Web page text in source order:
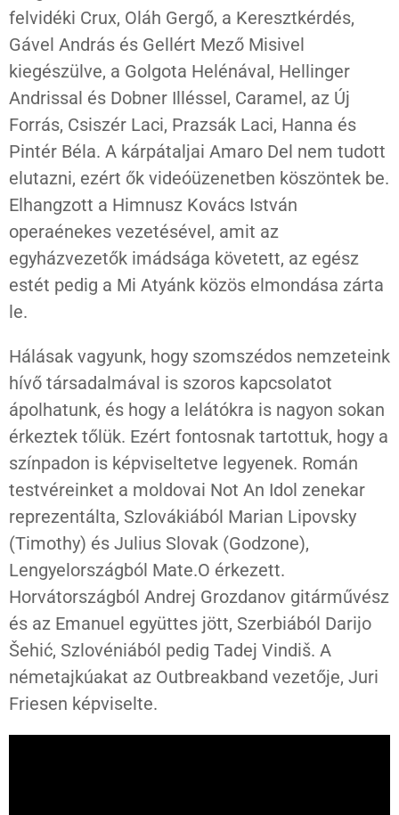
felvidéki Crux, Oláh Gergő, a Keresztkérdés,
Gável András és Gellért Mező Misivel
kiegészülve, a Golgota Helénával, Hellinger
Andrissal és Dobner Illéssel, Caramel, az Új
Forrás, Csiszér Laci, Prazsák Laci, Hanna és
Pintér Béla. A kárpátaljai Amaro Del nem tudott
elutazni, ezért ők videóüzenetben köszöntek be.
Elhangzott a Himnusz Kovács István
operaénekes vezetésével, amit az
egyházvezetők imádsága követett, az egész
estét pedig a Mi Atyánk közös elmondása zárta
le.
Hálásak vagyunk, hogy szomszédos nemzeteink
hívő társadalmával is szoros kapcsolatot
ápolhatunk, és hogy a lelátókra is nagyon sokan
érkeztek tőlük. Ezért fontosnak tartottuk, hogy a
színpadon is képviseltetve legyenek. Román
testvéreinket a moldovai Not An Idol zenekar
reprezentálta, Szlovákiából Marian Lipovsky
(Timothy) és Julius Slovak (Godzone),
Lengyelországból Mate.O érkezett.
Horvátországból Andrej Grozdanov gitárművész
és az Emanuel együttes jött, Szerbiából Darijo
Šehić, Szlovéniából pedig Tadej Vindiš. A
németajkúakat az Outbreakband vezetője, Juri
Friesen képviselte.